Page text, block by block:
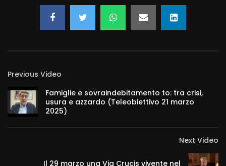
Previous Video
Famiglie e sovraindebitamento to: tra crisi,
usura e azzardo (Teleobiettivo 21 marzo
2025)
Next Video
Il 29 marzo una Via Crucis vivente nel